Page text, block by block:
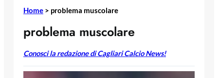
Home > problema muscolare
problema muscolare
Conosci la redazione di Cagliari Calcio News!